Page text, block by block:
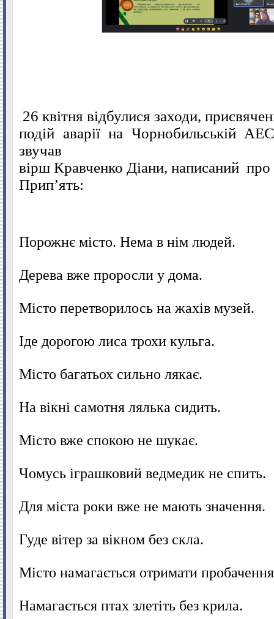
26 квітня відбулися заходи,
подій аварії на Чорнобильській
звучав
вірш Кравченко Діани, написаний про
Прип’ять:
Порожнє місто. Нема в нім людей.
Дерева вже проросли у дома.
Місто перетворилось на жахів музей.
Іде дорогою лиса трохи кульга.
Місто багатьох сильно лякає.
На вікні самотня лялька сидить.
Місто вже спокою не шукає.
Чомусь іграшковий ведмедик не спить.
Для міста роки вже не мають значення.
Гуде вітер за вікном без скла.
Місто намагається отримати
Намагається птах злетіть без крила.